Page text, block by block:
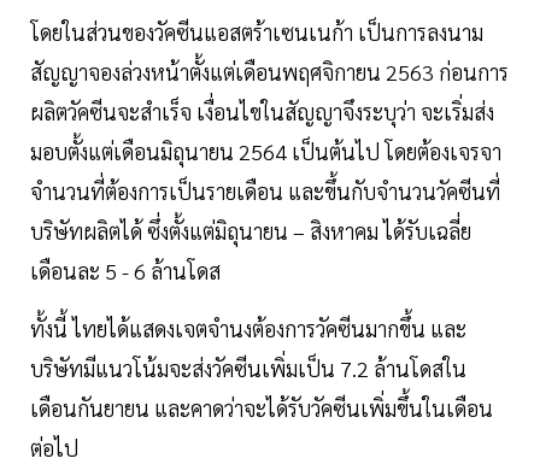
โดยในส่วนของวัคซีนแอสตร้าเซนเนก้า เป็นการลงนาม
สัญญาจองล่วงหน้าตั้งแต่เดือนพฤศจิกายน 2563 ก่อนการ
ผลิตวัคซีนจะสำเร็จ เงื่อนไขในสัญญาจึงระบุว่า จะเริ่มส่ง
มอบตั้งแต่เดือนมิถุนายน 2564 เป็นต้นไป โดยต้องเจรจา
จำนวนที่ต้องการเป็นรายเดือน และขึ้นกับจำนวนวัคซีนที่
บริษัทผลิตได้ ซึ่งตั้งแต่มิถุนายน – สิงหาคม ได้รับเฉลี่ย
เดือนละ 5 - 6 ล้านโดส
ทั้งนี้ ไทยได้แสดงเจตจำนงต้องการวัคซีนมากขึ้น และ
บริษัทมีแนวโน้มจะส่งวัคซีนเพิ่มเป็น 7.2 ล้านโดสใน
เดือนกันยายน และคาดว่าจะได้รับวัคซีนเพิ่มขึ้นในเดือน
ต่อไป